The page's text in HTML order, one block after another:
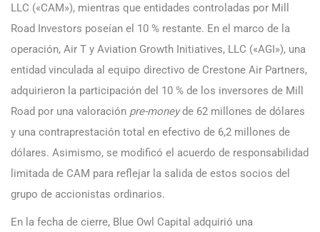
LLC («CAM»), mientras que entidades controladas por Mill
Road Investors poseían el 10 % restante. En el marco de la
operación, Air T y Aviation Growth Initiatives, LLC («AGI»), una
entidad vinculada al equipo directivo de Crestone Air Partners,
adquirieron la participación del 10 % de los inversores de Mill
Road por una valoración pre-moneyde 62 millones de dólares
y una contraprestación total en efectivo de 6,2 millones de
dólares. Asimismo, se modificó el acuerdo de responsabilidad
limitada de CAM para reflejar la salida de estos socios del
grupo de accionistas ordinarios.
En la fecha de cierre, Blue Owl Capital adquirió una